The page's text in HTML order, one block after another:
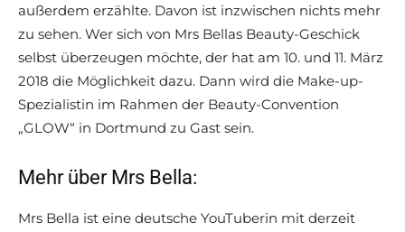
außerdem erzählte. Davon ist inzwischen nichts mehr
zu sehen. Wer sich von Mrs Bellas Beauty-Geschick
selbst überzeugen möchte, der hat am 10. und 11. März
2018 die Möglichkeit dazu. Dann wird die Make-up-
Spezialistin im Rahmen der Beauty-Convention
„GLOW“ in Dortmund zu Gast sein.
Mehr über Mrs Bella:
Mrs Bella ist eine deutsche YouTuberin mit derzeit